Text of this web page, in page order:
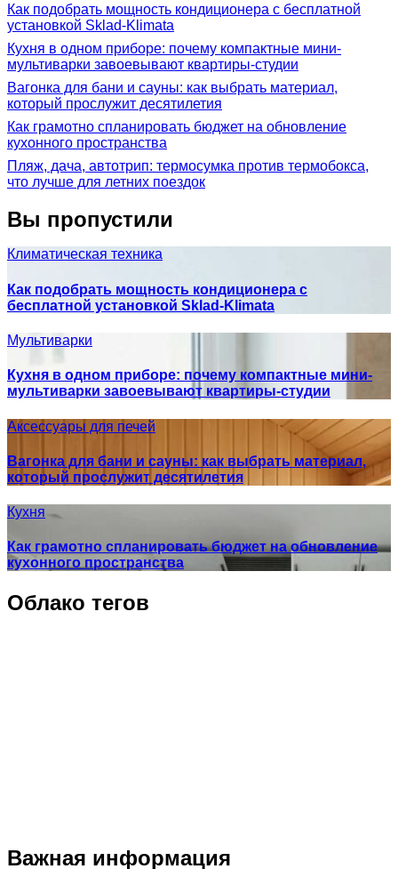
Как подобрать мощность кондиционера с бесплатной
установкой Sklad-Klimata
Кухня в одном приборе: почему компактные мини-
мультиварки завоевывают квартиры-студии
Вагонка для бани и сауны: как выбрать материал,
который прослужит десятилетия
Как грамотно спланировать бюджет на обновление
кухонного пространства
Пляж, дача, автотрип: термосумка против термобокса,
что лучше для летних поездок
Вы пропустили
Климатическая техника
Как подобрать мощность кондиционера с
бесплатной установкой Sklad-Klimata
Мультиварки
Кухня в одном приборе: почему компактные мини-
мультиварки завоевывают квартиры-студии
Аксессуары для печей
Вагонка для бани и сауны: как выбрать материал,
который прослужит десятилетия
Кухня
Как грамотно спланировать бюджет на обновление
кухонного пространства
Облако тегов
Важная информация